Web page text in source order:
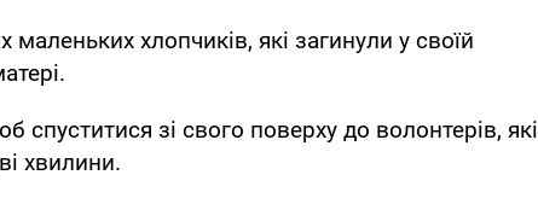
маленьких хлопчиків, які загинули у своїй
спуститися зі свого поверху до волонтерів, які
хвилини.